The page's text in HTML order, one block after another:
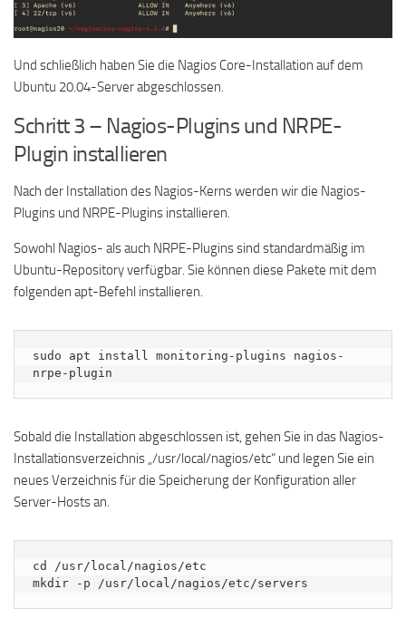
Und schließlich haben Sie die Nagios Core-Installation auf dem
Ubuntu 20.04-Server abgeschlossen.
Schritt 3 – Nagios-Plugins und NRPE-
Plugin installieren
Nach der Installation des Nagios-Kerns werden wir die Nagios-
Plugins und NRPE-Plugins installieren.
Sowohl Nagios- als auch NRPE-Plugins sind standardmäßig im
Ubuntu-Repository verfügbar. Sie können diese Pakete mit dem
folgenden apt-Befehl installieren.
sudo apt install monitoring-plugins nagios-
nrpe-plugin
Sobald die Installation abgeschlossen ist, gehen Sie in das Nagios-
Installationsverzeichnis „/usr/local/nagios/etc“ und legen Sie ein
neues Verzeichnis für die Speicherung der Konfiguration aller
Server-Hosts an.
cd /usr/local/nagios/etc
mkdir -p /usr/local/nagios/etc/servers